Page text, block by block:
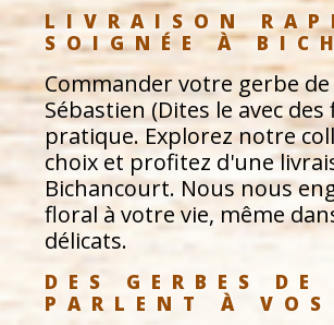
LIVRAISON
SOIGNÉE À
Commander votre gerbe de
Sébastien (Dites le avec
pratique. Explorez notre
choix et profitez d'une
Bichancourt. Nous nous
floral à votre vie, même
délicats.
DES GERBES
PARLENT À